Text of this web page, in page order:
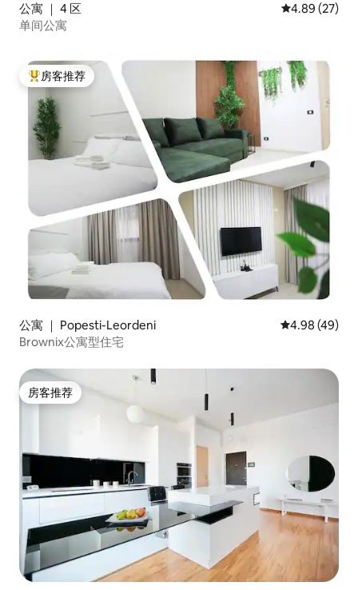
公寓 ｜ 4 区 平均评分
4.89 (27)
单间公寓
热门「房客推荐」
房客推荐
公寓 ｜ Popesti-Leordeni 平均评分
4.98 (49)
Brownix公寓型住宅
房客推荐
房客推荐